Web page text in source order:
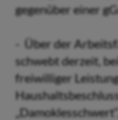
gegenüber einer
- Über der
schwebt derzeit,
freiwilliger